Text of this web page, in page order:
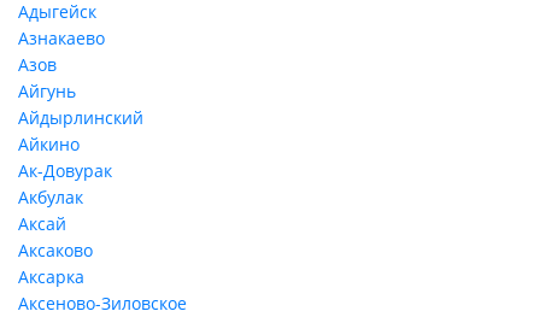
Адыгейск
Азнакаево
Азов
Айгунь
Айдырлинский
Айкино
Ак-Довурак
Акбулак
Аксай
Аксаково
Аксарка
Аксеново-Зиловское